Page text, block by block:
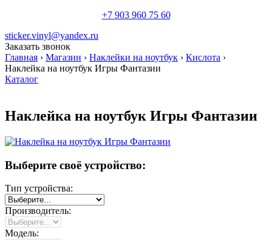
+7 903 960 75 60
sticker.vinyl@yandex.ru
Заказать звонок
Главная › Магазин › Наклейки на ноутбук › Кислота ›
Наклейка на ноутбук Игры Фантазии
Каталог
Наклейка на ноутбук Игры Фантазии
Выберите своё устройство:
Тип устройства:
Производитель:
Модель: